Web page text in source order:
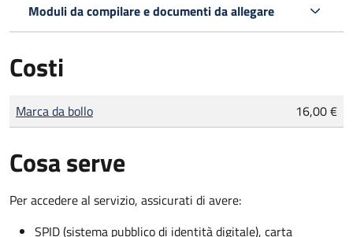
Moduli da compilare e documenti da allegare
Costi
Tipo di pagamento
Importo
Marca da bollo 16,00 €
Cosa serve
Per accedere al servizio, assicurati di avere:
SPID (sistema pubblico di identità digitale), carta